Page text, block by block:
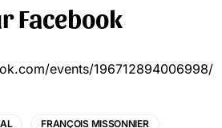
Facebook
events/196712894006998/
FRANÇOIS MISSONNIER